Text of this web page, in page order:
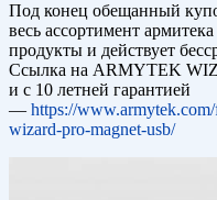
Под конец обещанный
весь ассортимент
продукты и действует
Ссылка на ARMYTEK
и с 10 летней гарантией
— https://
wizard-pro-magnet-usb/